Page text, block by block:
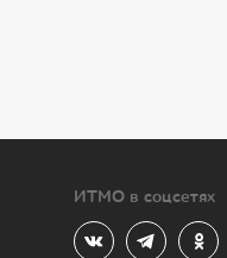
ИТМО в соцсетях